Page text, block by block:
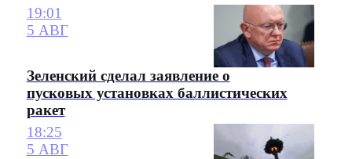
19:01
5 АВГ
Зеленский сделал заявление о
пусковых установках баллистических
ракет
18:25
5 АВГ